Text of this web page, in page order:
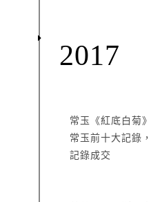
2017
常玉《紅底白菊
常玉前十大記錄
記錄成交